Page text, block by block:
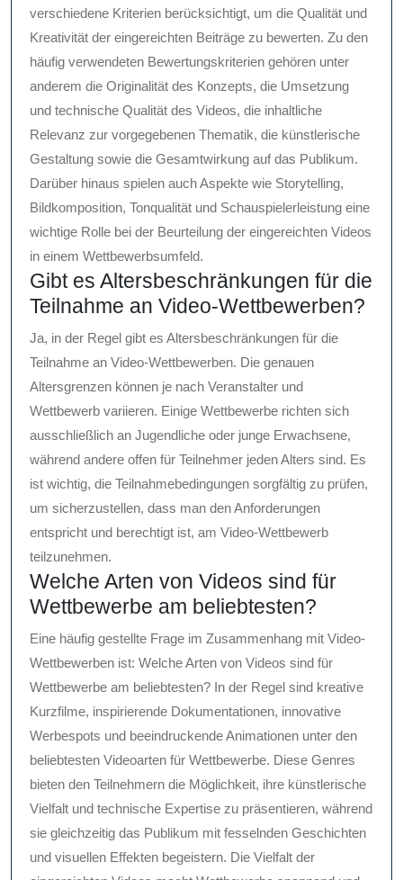
verschiedene Kriterien berücksichtigt, um die Qualität und
Kreativität der eingereichten Beiträge zu bewerten. Zu den
häufig verwendeten Bewertungskriterien gehören unter
anderem die Originalität des Konzepts, die Umsetzung
und technische Qualität des Videos, die inhaltliche
Relevanz zur vorgegebenen Thematik, die künstlerische
Gestaltung sowie die Gesamtwirkung auf das Publikum.
Darüber hinaus spielen auch Aspekte wie Storytelling,
Bildkomposition, Tonqualität und Schauspielerleistung eine
wichtige Rolle bei der Beurteilung der eingereichten Videos
in einem Wettbewerbsumfeld.
Gibt es Altersbeschränkungen für die
Teilnahme an Video-Wettbewerben?
Ja, in der Regel gibt es Altersbeschränkungen für die
Teilnahme an Video-Wettbewerben. Die genauen
Altersgrenzen können je nach Veranstalter und
Wettbewerb variieren. Einige Wettbewerbe richten sich
ausschließlich an Jugendliche oder junge Erwachsene,
während andere offen für Teilnehmer jeden Alters sind. Es
ist wichtig, die Teilnahmebedingungen sorgfältig zu prüfen,
um sicherzustellen, dass man den Anforderungen
entspricht und berechtigt ist, am Video-Wettbewerb
teilzunehmen.
Welche Arten von Videos sind für
Wettbewerbe am beliebtesten?
Eine häufig gestellte Frage im Zusammenhang mit Video-
Wettbewerben ist: Welche Arten von Videos sind für
Wettbewerbe am beliebtesten? In der Regel sind kreative
Kurzfilme, inspirierende Dokumentationen, innovative
Werbespots und beeindruckende Animationen unter den
beliebtesten Videoarten für Wettbewerbe. Diese Genres
bieten den Teilnehmern die Möglichkeit, ihre künstlerische
Vielfalt und technische Expertise zu präsentieren, während
sie gleichzeitig das Publikum mit fesselnden Geschichten
und visuellen Effekten begeistern. Die Vielfalt der